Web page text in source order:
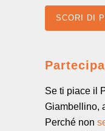
SCORI DI
Partecipa
Se ti piace il
Giambellino,
Perché non